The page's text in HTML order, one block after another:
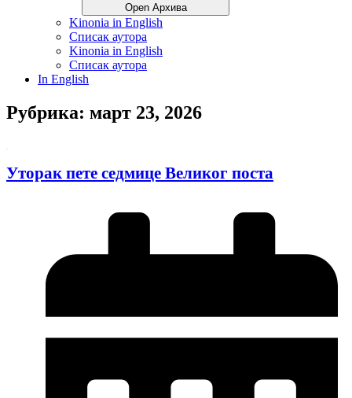
Open Архива
Kinonia in English
Списак аутора
Kinonia in English
Списак аутора
In English
Рубрика: март 23, 2026
Уторак пете седмице Великог поста